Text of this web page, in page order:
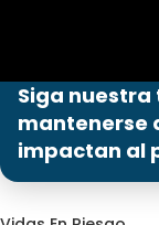
Siga
mantenerse
impactan al
Club De La